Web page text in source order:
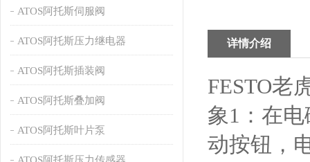
ATOS阿托斯伺服阀
ATOS阿托斯压力继电器
ATOS阿托斯插装阀
ATOS阿托斯叠加阀
ATOS阿托斯叶片泵
详情介绍
FESTO老
象1：在
动按钮，